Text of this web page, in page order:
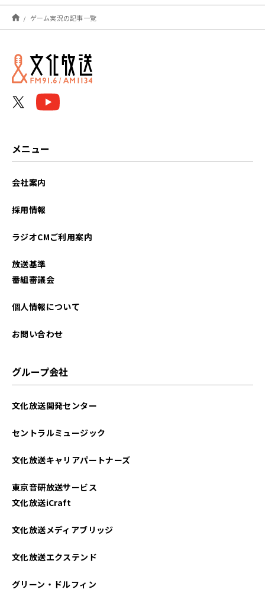
2025年07月
2025年06月
2025年05月
2021年06月
ゲーム実況の記事一覧
メニュー
会社案内
採用情報
ラジオCMご利用案内
放送基準
番組審議会
個人情報について
お問い合わせ
グループ会社
文化放送開発センター
セントラルミュージック
文化放送キャリアパートナーズ
東京音研放送サービス
文化放送iCraft
文化放送メディアブリッジ
文化放送エクステンド
グリーン・ドルフィン